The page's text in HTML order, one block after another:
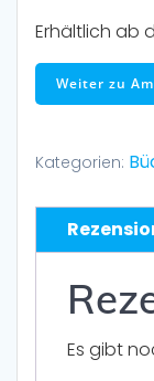
Erhältlich ab
Weiter zu
Kategorien:
Es gibt